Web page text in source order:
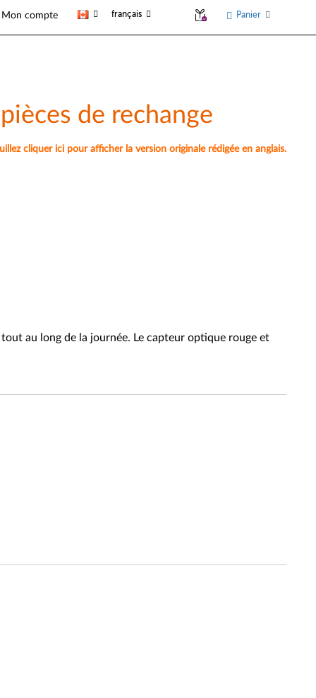
Mon compte français Panier
de rechange
cliquer ici pour afficher la version originale rédigée en anglais.
au long de la journée. Le capteur optique rouge et